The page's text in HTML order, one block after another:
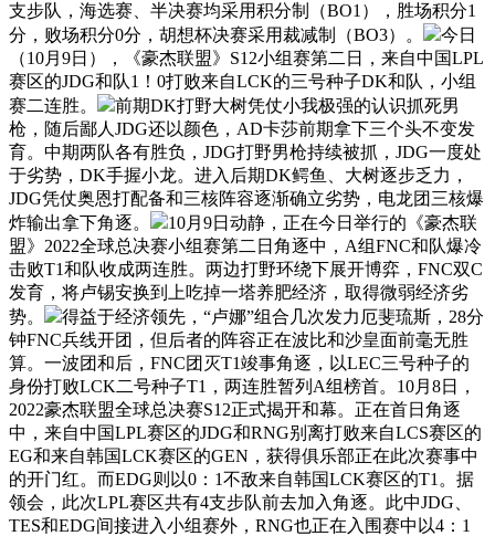
支步队，海选赛、半决赛均采用积分制（BO1），胜场积分1
分，败场积分0分，胡想杯决赛采用裁减制（BO3）。
今日
（10月9日），《豪杰联盟》S12小组赛第二日，来自中国LPL
赛区的JDG和队1！0打败来自LCK的三号种子DK和队，小组
赛二连胜。
前期DK打野大树凭仗小我极强的认识抓死男
枪，随后鄙人JDG还以颜色，AD卡莎前期拿下三个头不变发
育。中期两队各有胜负，JDG打野男枪持续被抓，JDG一度处
于劣势，DK手握小龙。进入后期DK鳄鱼、大树逐步乏力，
JDG凭仗奥恩打配备和三核阵容逐渐确立劣势，电龙团三核爆
炸输出拿下角逐。
10月9日动静，正在今日举行的《豪杰联
盟》2022全球总决赛小组赛第二日角逐中，A组FNC和队爆冷
击败T1和队收成两连胜。两边打野环绕下展开博弈，FNC双C
发育，将卢锡安换到上吃掉一塔养肥经济，取得微弱经济劣
势。
得益于经济领先，“卢娜”组合几次发力厄斐琉斯，28分
钟FNC兵线开团，但后者的阵容正在波比和沙皇面前毫无胜
算。一波团和后，FNC团灭T1竣事角逐，以LEC三号种子的
身份打败LCK二号种子T1，两连胜暂列A组榜首。10月8日，
2022豪杰联盟全球总决赛S12正式揭开和幕。正在首日角逐
中，来自中国LPL赛区的JDG和RNG别离打败来自LCS赛区的
EG和来自韩国LCK赛区的GEN，获得俱乐部正在此次赛事中
的开门红。而EDG则以0：1不敌来自韩国LCK赛区的T1。据
领会，此次LPL赛区共有4支步队前去加入角逐。此中JDG、
TES和EDG间接进入小组赛外，RNG也正在入围赛中以4：1